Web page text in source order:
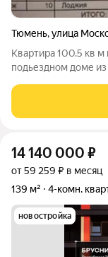
Тюмень,улица
Квартира 100.5 кв м
подьездном доме из
окна выходят на
косметический
14 140 000 ₽
от 59 259 ₽ в месяц
139 м²
4-комн.
новостройка